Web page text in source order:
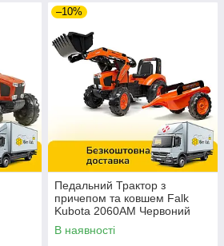
–10%
Педальний Трактор з
причепом та ковшем Falk
Kubota 2060AM Червоний
В наявності